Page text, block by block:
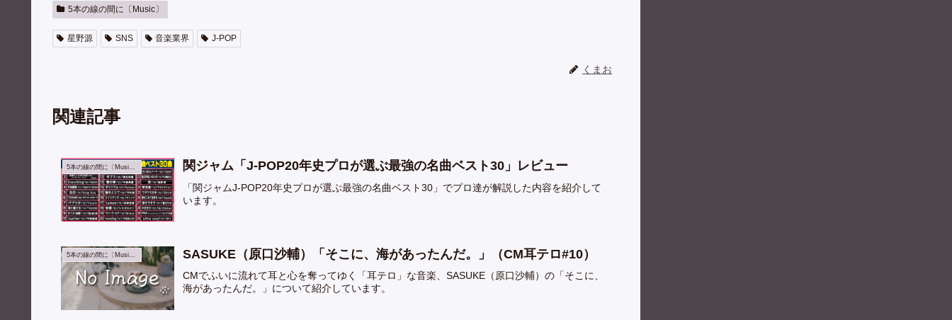
5本の線の間に〔Music〕
星野源 SNS 音楽業界 J-POP
くまお
関連記事
関ジャム「J-POP20年史プロが選ぶ最強の名曲ベスト30」レビュー
「関ジャムJ-POP20年史プロが選ぶ最強の名曲ベスト30」でプロ達が解説した内容を紹介して
います。
SASUKE（原口沙輔）「そこに、海があったんだ。」（CM耳テロ#10）
CMでふいに流れて耳と心を奪ってゆく「耳テロ」な音楽、SASUKE（原口沙輔）の「そこに、
海があったんだ。」について紹介しています。